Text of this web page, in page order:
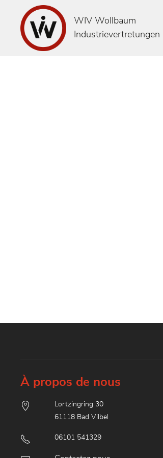
WIV Wollbaum
Industrievertretungen
À propos de nous
Lortzingring 30
61118 Bad Vilbel
06101 541329